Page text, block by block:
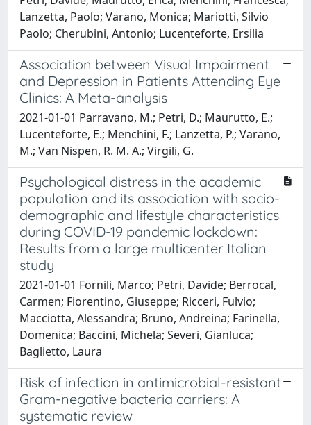
Lanzetta, Paolo; Varano, Monica; Mariotti, Silvio
Paolo; Cherubini, Antonio; Lucenteforte, Ersilia
Association between Visual Impairment
and Depression in Patients Attending Eye
Clinics: A Meta-analysis
2021-01-01 Parravano, M.; Petri, D.; Maurutto, E.;
Lucenteforte, E.; Menchini, F.; Lanzetta, P.; Varano,
M.; Van Nispen, R. M. A.; Virgili, G.
Psychological distress in the academic
population and its association with socio-
demographic and lifestyle characteristics
during COVID-19 pandemic lockdown:
Results from a large multicenter Italian
study
2021-01-01 Fornili, Marco; Petri, Davide; Berrocal,
Carmen; Fiorentino, Giuseppe; Ricceri, Fulvio;
Macciotta, Alessandra; Bruno, Andreina; Farinella,
Domenica; Baccini, Michela; Severi, Gianluca;
Baglietto, Laura
Risk of infection in antimicrobial-resistant
Gram-negative bacteria carriers: A
systematic review